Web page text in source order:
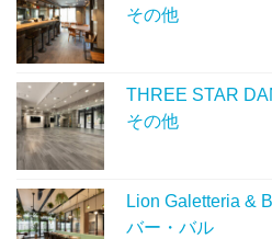
その他
THREE STAR
その他
Lion Galetteria &
バー・バル